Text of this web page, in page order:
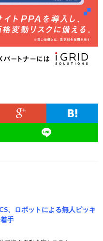
、ロボットによる無人ピッキ
手